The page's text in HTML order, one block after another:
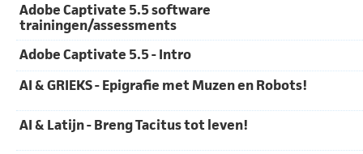
Adobe Captivate 5.5 software
trainingen/assessments
Adobe Captivate 5.5 - Intro
AI & GRIEKS - Epigrafie met Muzen en Robots!
AI & Latijn - Breng Tacitus tot leven!